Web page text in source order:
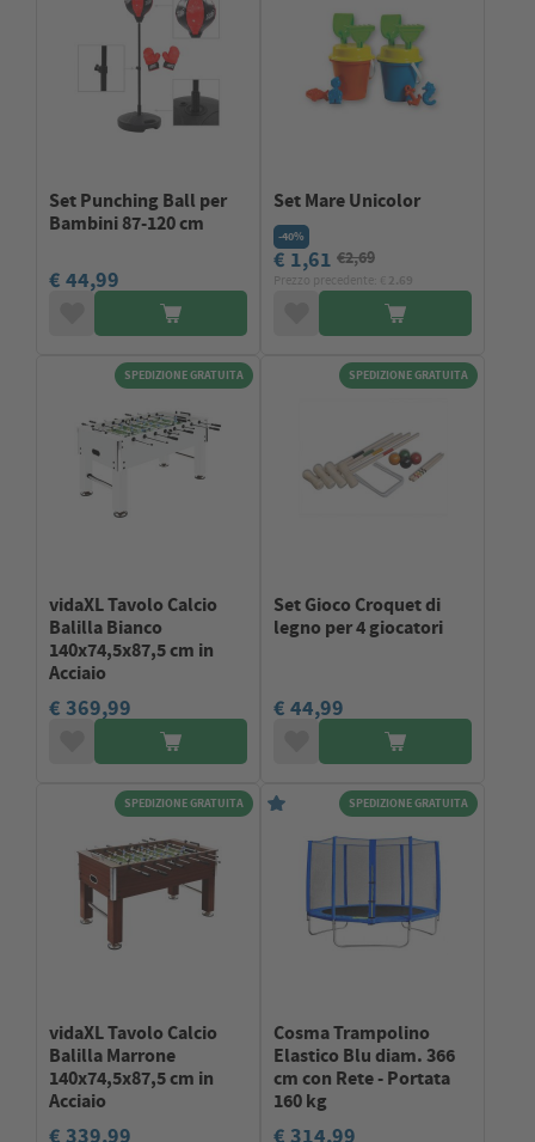
Set Punching Ball per
Bambini 87-120 cm
€ 44,99
Set Mare Unicolor
-40%
€ 1,61 €2,69
SPEDIZIONE GRATUITA
vidaXL Tavolo Calcio
Balilla Bianco
140x74,5x87,5 cm in
Acciaio
€ 369,99
SPEDIZIONE GRATUITA
Set Gioco Croquet di
legno per 4 giocatori
€ 44,99
SPEDIZIONE GRATUITA
vidaXL Tavolo Calcio
Balilla Marrone
140x74,5x87,5 cm in
Acciaio
€ 339,99
SPEDIZIONE GRATUITA
Cosma Trampolino
Elastico Blu diam. 366
cm con Rete - Portata
160 kg
€ 314,99